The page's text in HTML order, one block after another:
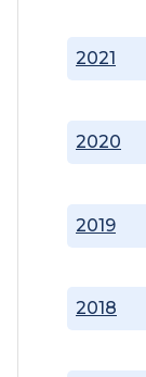
2018
2019
2020
2021